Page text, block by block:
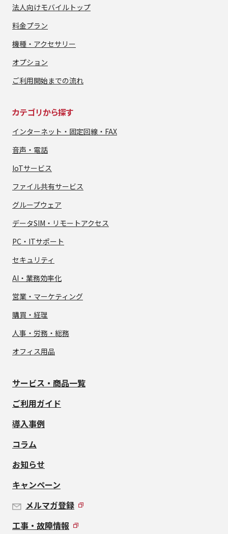
法人向けモバイルトップ
料金プラン
機種・アクセサリー
オプション
ご利用開始までの流れ
カテゴリから探す
インターネット・ 固定回線・FAX
音声・電話
IoTサービス
ファイル共有サービス
グループウェア
データSIM・ リモートアクセス
PC・ITサポート
セキュリティ
AI・業務効率化
営業・マーケティング
購買・経理
人事・労務・総務
オフィス用品
サービス・商品一覧
ご利用ガイド
導入事例
コラム
お知らせ
キャンペーン
メルマガ登録
工事・故障情報